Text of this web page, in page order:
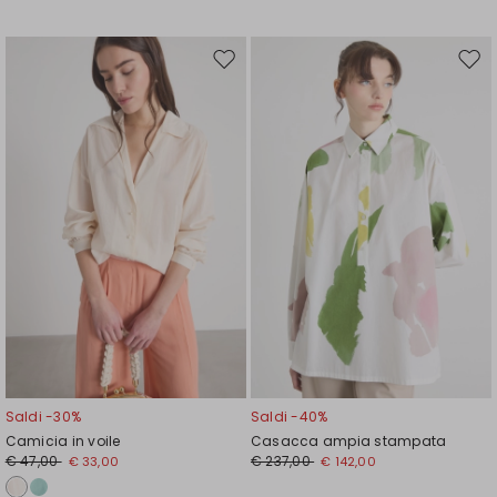
Sposta
Saldi -30%
Camicia in voile
€ 47,00 € 33,00
Saldi -40%
Casacca ampia stampata
€ 237,00 € 142,00